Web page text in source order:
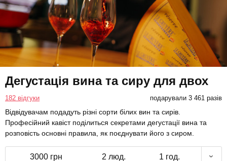
Дегустація вина та сиру для двох
182 відгуки подарували 3 461 разів
Відвідувачам подадуть різні сорти білих вин та сирів.
Професійний кавіст поділиться секретами дегустації вина та
розповість основні правила, як поєднувати його з сиром.
3000 грн 2 люд. 1 год.